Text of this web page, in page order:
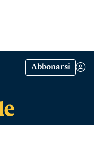
Abbonarsi